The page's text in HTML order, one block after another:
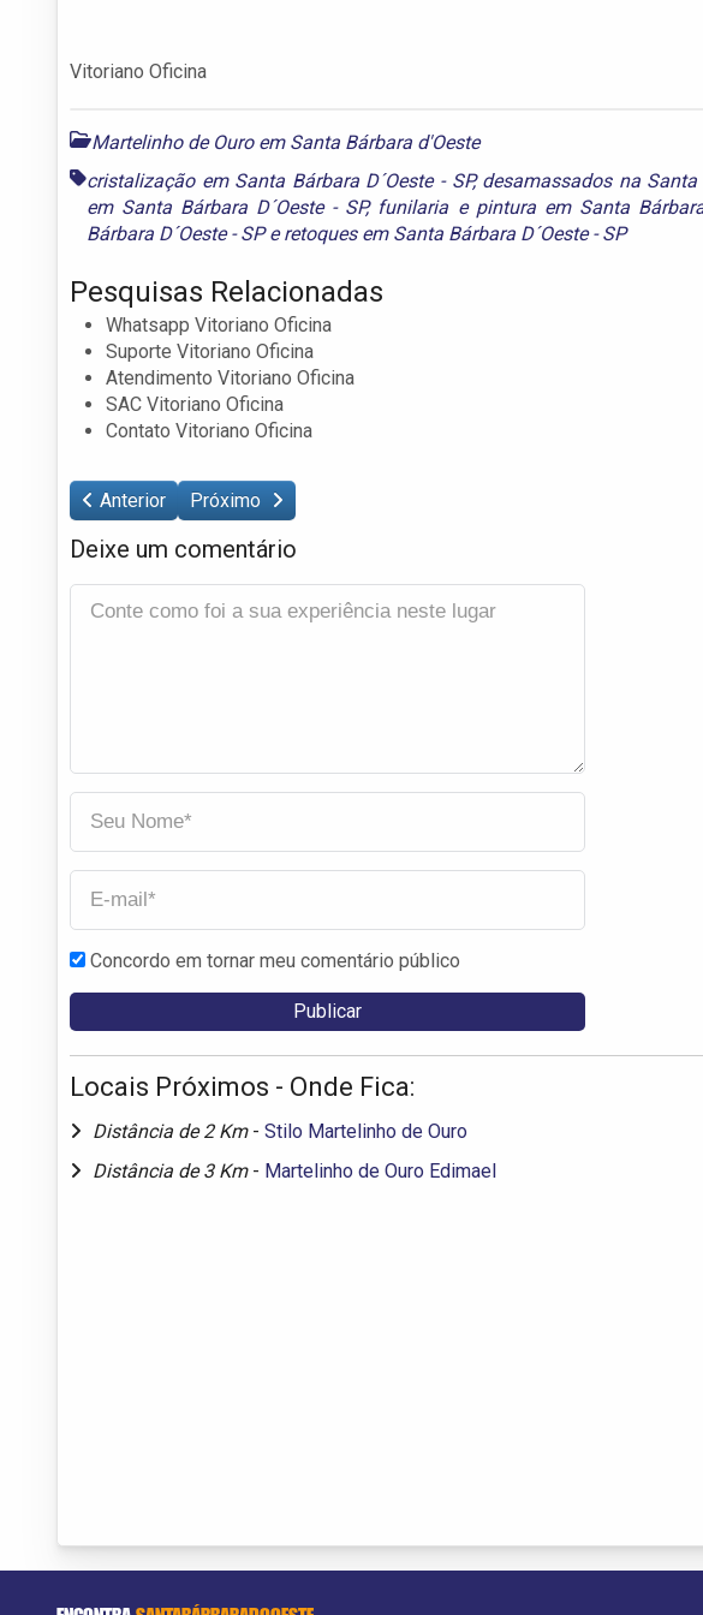
Vitoriano Oficina
Martelinho de Ouro em Santa Bárbara d'Oeste
cristalização em Santa Bárbara D´Oeste - SP, desamassados na Santa
em Santa Bárbara D´Oeste - SP, funilaria e pintura em Santa Bárbara
Bárbara D´Oeste - SPeretoques em Santa Bárbara D´Oeste - SP
Pesquisas Relacionadas
Whatsapp Vitoriano Oficina
Suporte Vitoriano Oficina
Atendimento Vitoriano Oficina
SAC Vitoriano Oficina
Contato Vitoriano Oficina
Anterior Próximo
Deixe um comentário
Concordo em tornar meu comentário público
Locais Próximos - Onde Fica:
Distância de 2 Km - Stilo Martelinho de Ouro
Distância de 3 Km - Martelinho de Ouro Edimael